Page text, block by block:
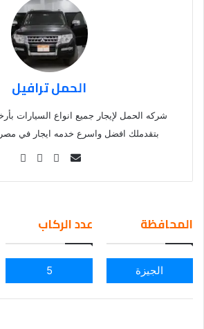
الحمل ترافيل
شركه الحمل لإيجار جميع انواع السيارات
بتقدملك افضل واسرع خدمه ايجار في مصر
Se
ail
المحافظة
الجيزة
عدد الركاب
5